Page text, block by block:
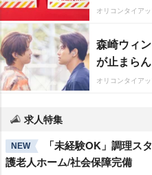
オリコンタイア
森崎ウィ
が止まらん
オリコンタイア
求人特集
NEW
「未経験OK」調理ス
護老人ホーム/社会保障完備